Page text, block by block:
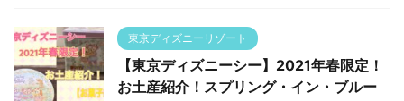
東京ディズニーリゾート
【東京ディズニーシー】2021年春限定！
お土産紹介！スプリング・イン・ブルー